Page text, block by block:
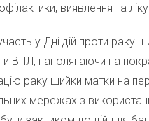
виявлення та
у Дні дій проти раку
ВПЛ, наполягаючи на
раку шийки матки на
мережах з